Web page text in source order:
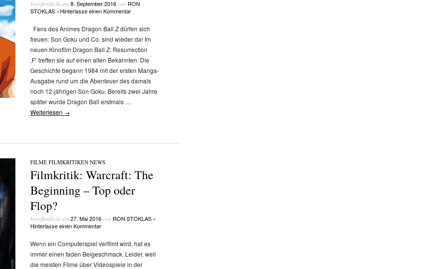
Veröffentlicht am 8. September 2016von RON
STOKLAS • Hinterlasse einen Kommentar
Fans des Animes Dragon Ball Z dürfen sich
freuen: Son Goku und Co. sind wieder da! Im
neuen Kinofilm Dragon Ball Z: Resurrection
‚F‘ treffen sie auf einen alten Bekannten. Die
Geschichte begann 1984 mit der ersten Manga-
Ausgabe rund um die Abenteuer des damals
noch 12-jährigen Son Goku. Bereits zwei Jahre
später wurde Dragon Ball erstmals …
Weiterlesen →
FILME/FILMKRITIKEN/NEWS
Filmkritik: Warcraft: The
Beginning – Top oder
Flop?
Veröffentlicht am 27. Mai 2016von RON STOKLAS •
Hinterlasse einen Kommentar
Wenn ein Computerspiel verfilmt wird, hat es
immer einen faden Beigeschmack. Leider, weil
die meisten Filme über Videospiele in der